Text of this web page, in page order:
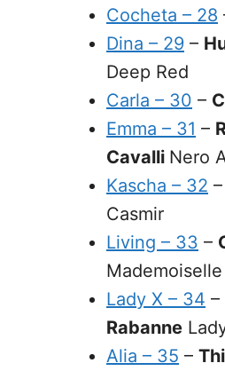
Cocheta – 28
Dina – 29 –
Deep Red
Carla – 30 –
Emma – 31 –
Cavalli Nero
Kascha – 32
Casmir
Living – 33 –
Mademoiselle
Lady X – 34 –
Rabanne
Alia – 35 –